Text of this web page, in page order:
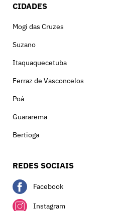
CIDADES
Mogi das Cruzes
Suzano
Itaquaquecetuba
Ferraz de Vasconcelos
Poá
Guararema
Bertioga
REDES SOCIAIS
Facebook
Instagram